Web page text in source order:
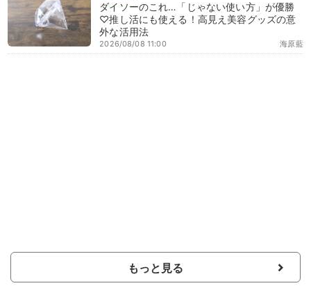
ダイソーのこれ…「じゃない使い方」が優勝
♡推し活にも使える！高見え美容グッズの意
外な活用法
海原藍
2026/08/08 11:00
もっと見る